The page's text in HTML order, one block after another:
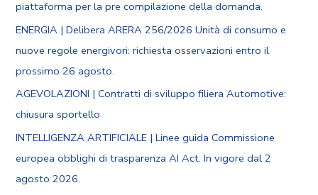
piattaforma per la pre compilazione della domanda.
ENERGIA | Delibera ARERA 256/2026 Unità di consumo e
nuove regole energivori: richiesta osservazioni entro il
prossimo 26 agosto.
AGEVOLAZIONI | Contratti di sviluppo filiera Automotive:
chiusura sportello
INTELLIGENZA ARTIFICIALE | Linee guida Commissione
europea obblighi di trasparenza AI Act. In vigore dal 2
agosto 2026.